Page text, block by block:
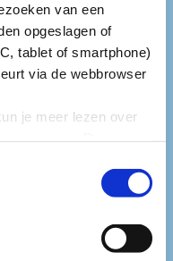
van een
opgeslagen of
tablet of smartphone)
via de webbrowser
je meer lezen over
cookieverklaring
noodzakelijke